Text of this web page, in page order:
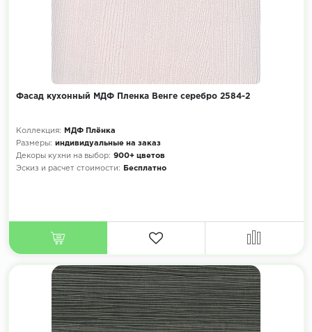
Фасад кухонный МДФ Пленка Венге серебро 2584-2
Коллекция:
МДФ Плёнка
Размеры: индивидуальные на заказ
Декоры кухни на выбор: 900+ цветов
Эскиз и расчет стоимости:
Бесплатно